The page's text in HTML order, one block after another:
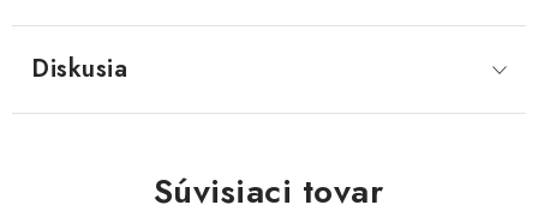
Diskusia
Súvisiaci tovar